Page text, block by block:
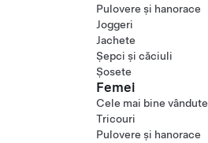
Pulovere și hanorace
Joggeri
Jachete
Șepci și căciuli
Șosete
Femei
Cele mai bine vândute
Tricouri
Pulovere și hanorace